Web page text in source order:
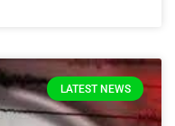
LATEST NEWS